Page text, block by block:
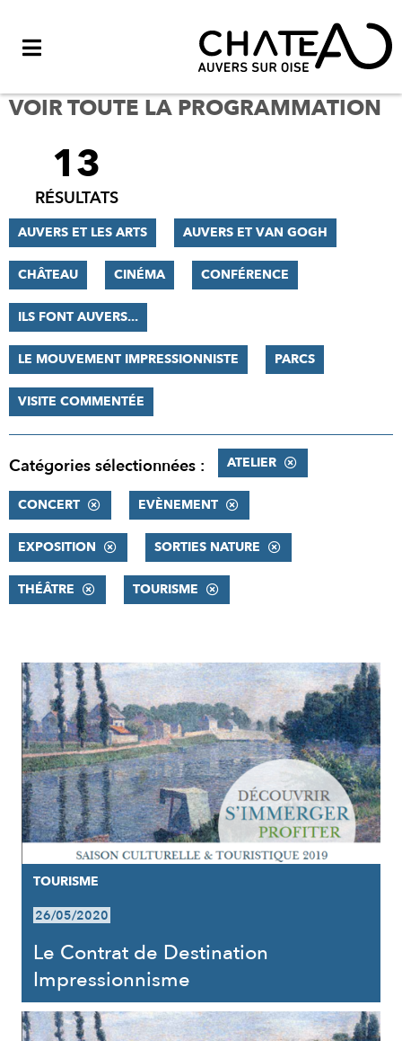
VOIR TOUTE LA PROGRAMMATION
FILTRER
RÉSULTATS
13
RÉSULTATS
AUVERS ET LES ARTS AUVERS ET VAN GOGH
CHÂTEAU CINÉMA CONFÉRENCE
ILS FONT AUVERS...
LE MOUVEMENT IMPRESSIONNISTE PARCS
VISITE COMMENTÉE
Catégories sélectionnées : ATELIER
CONCERT EVÈNEMENT
EXPOSITION SORTIES NATURE
THÉÂTRE TOURISME
RÉSULTATS
TOURISME
26/05/2020
Le Contrat de Destination
Impressionnisme